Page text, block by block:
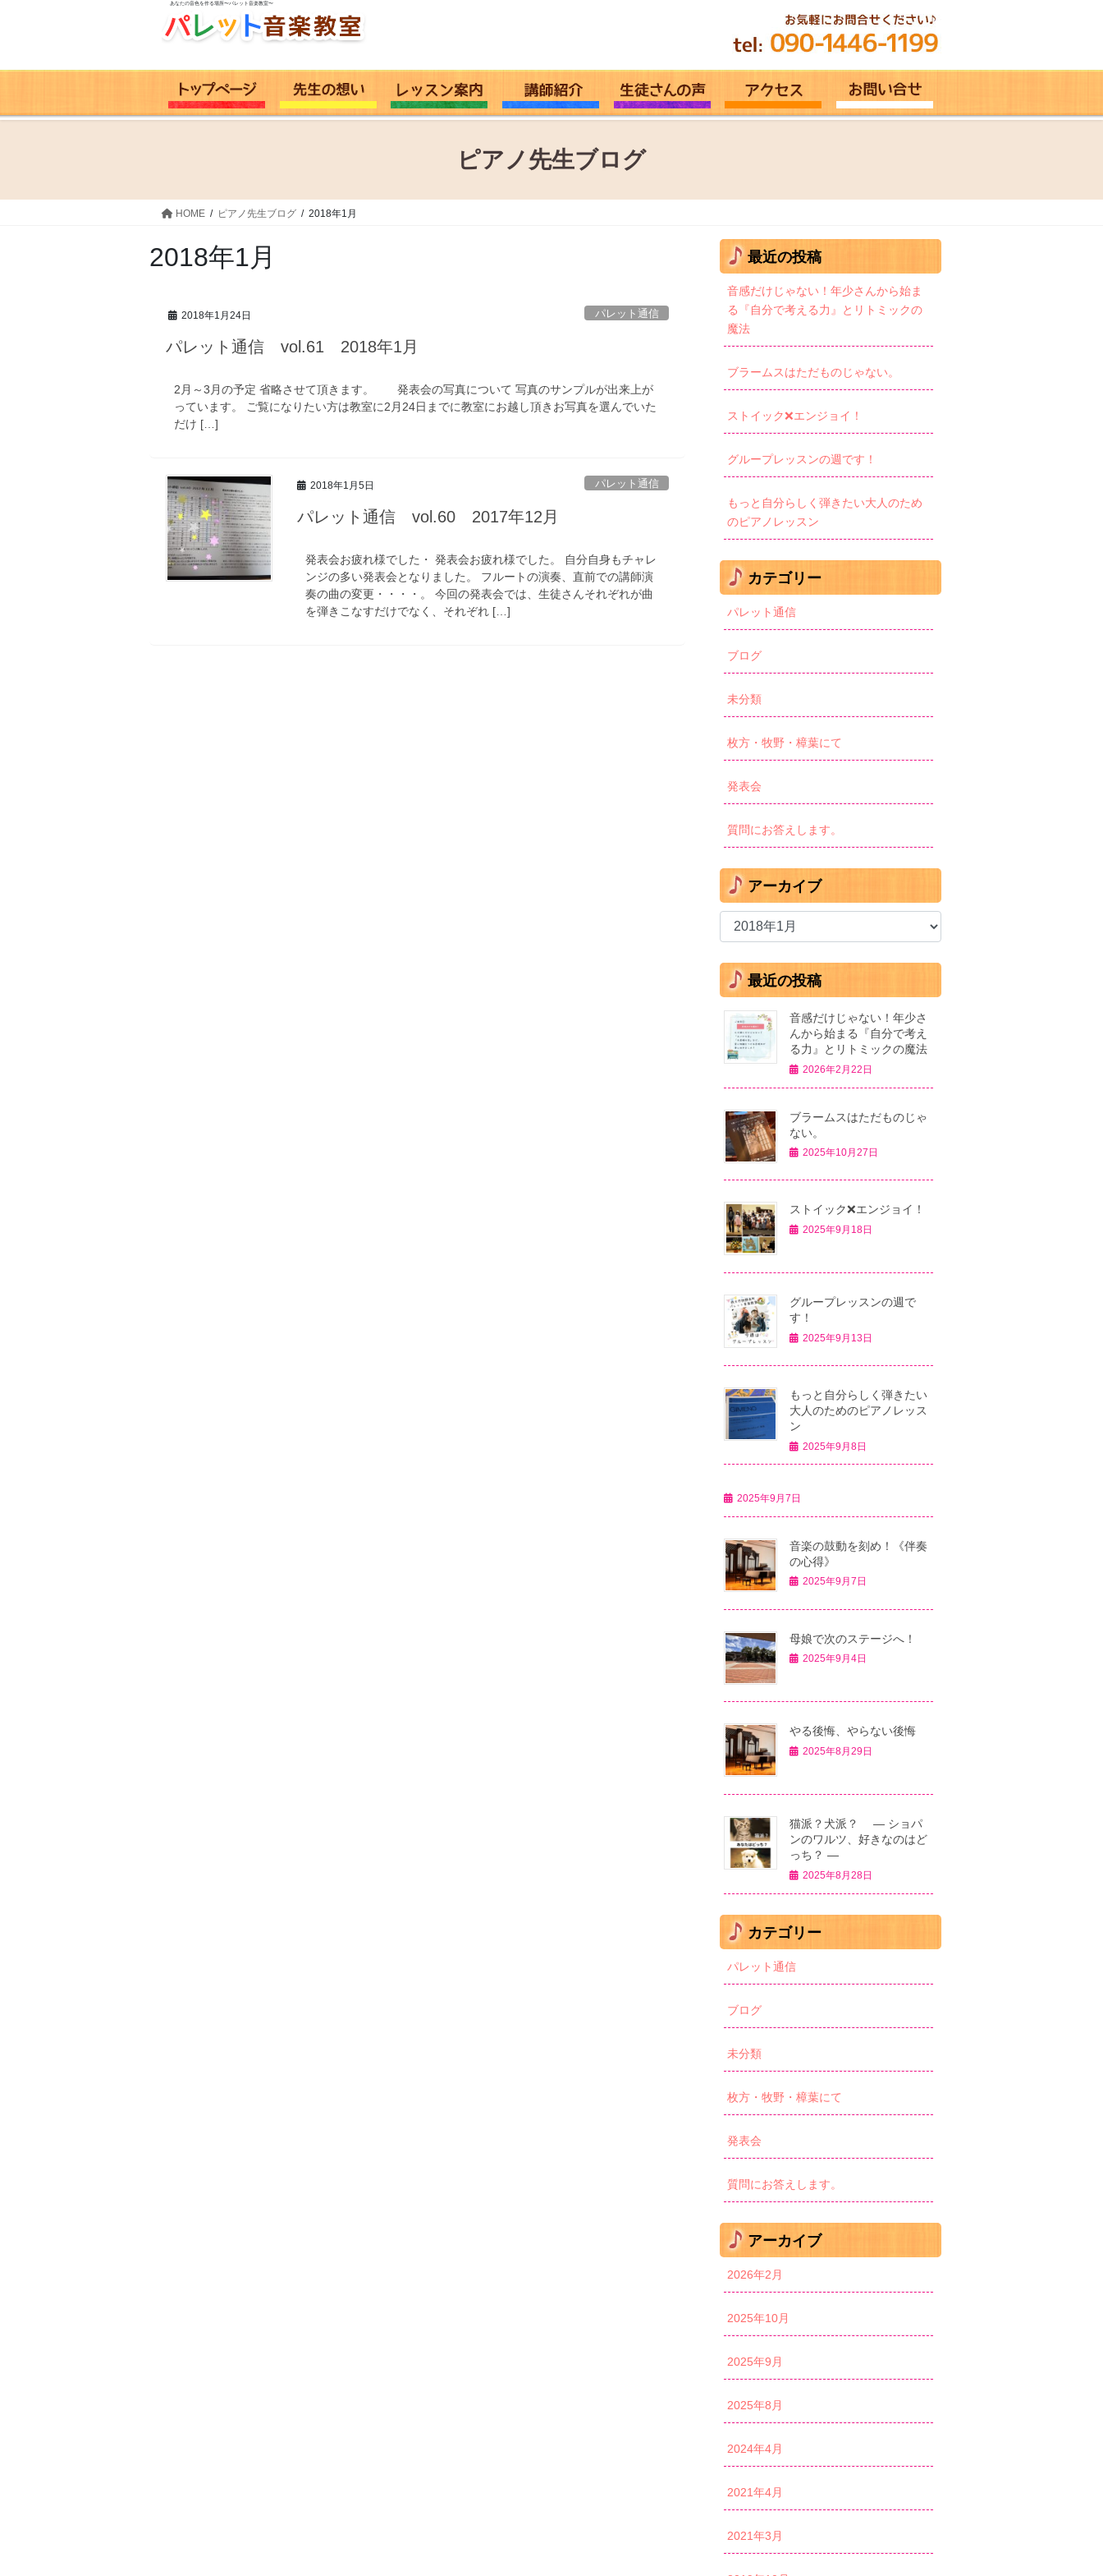
ン
ー
あなたの音色を作る場所〜パレット音楽教室〜
ピアノ先生ブログ
HOME ピアノ先生ブログ 2018年1月
2018年1月
2018年1月24日 パレット通信
パレット通信 vol.61 2018年1月
2月～3月の予定 省略させて頂きます。 発表会の写真について 写真のサンプルが出来上が
っています。 ご覧になりたい方は教室に2月24日までに教室にお越し頂きお写真を選んでいた
だけ […]
2018年1月5日 パレット通信
パレット通信 vol.60 2017年12月
発表会お疲れ様でした・ 発表会お疲れ様でした。 自分自身もチャレ
ンジの多い発表会となりました。 フルートの演奏、直前での講師演
奏の曲の変更・・・・。 今回の発表会では、生徒さんそれぞれが曲
を弾きこなすだけでなく、それぞれ […]
最近の投稿
音感だけじゃない！年少さんから始ま
る『自分で考える力』とリトミックの
魔法
ブラームスはただものじゃない。
ストイック❌エンジョイ！
グループレッスンの週です！
もっと自分らしく弾きたい大人のため
のピアノレッスン
カテゴリー
パレット通信
ブログ
未分類
枚方・牧野・樟葉にて
発表会
質問にお答えします。
アーカイブ
ア
イ
ブ
最近の投稿
音感だけじゃない！年少さ
んから始まる『自分で考え
る力』とリトミックの魔法
2026年2月22日
ブラームスはただものじゃ
ない。
2025年10月27日
ストイック❌エンジョイ！
2025年9月18日
グループレッスンの週で
す！
2025年9月13日
もっと自分らしく弾きたい
大人のためのピアノレッス
ン
2025年9月8日
2025年9月7日
音楽の鼓動を刻め！《伴奏
の心得》
2025年9月7日
母娘で次のステージへ！
2025年9月4日
やる後悔、やらない後悔
2025年8月29日
猫派？犬派？ ― ショパ
ンのワルツ、好きなのはど
っち？ ―
2025年8月28日
カテゴリー
パレット通信
ブログ
未分類
枚方・牧野・樟葉にて
発表会
質問にお答えします。
アーカイブ
2026年2月
2025年10月
2025年9月
2025年8月
2024年4月
2021年4月
2021年3月